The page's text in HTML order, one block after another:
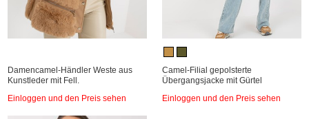
Damencamel-Händler Weste aus
Kunstleder mit Fell.
Einloggen und den Preis sehen
Camel-Filial gepolsterte
Übergangsjacke mit Gürtel
Einloggen und den Preis sehen